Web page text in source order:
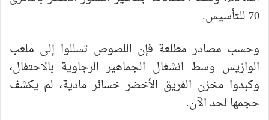
70 للتأسيس.
وحسب مصادر مطلعة فإن اللصوص تسللوا إلى ملعب
الوازيس وسط انشغال الجماهير الرجاوية بالاحتفال،
وكبدوا مخزن الفريق الأخضر خسائر مادية، لم يكشف
حجمها لحد الآن.